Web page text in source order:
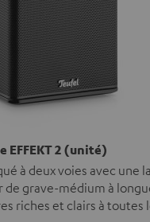
2 (unité)
à deux voies avec une
de grave-médium à
riches et clairs à toutes